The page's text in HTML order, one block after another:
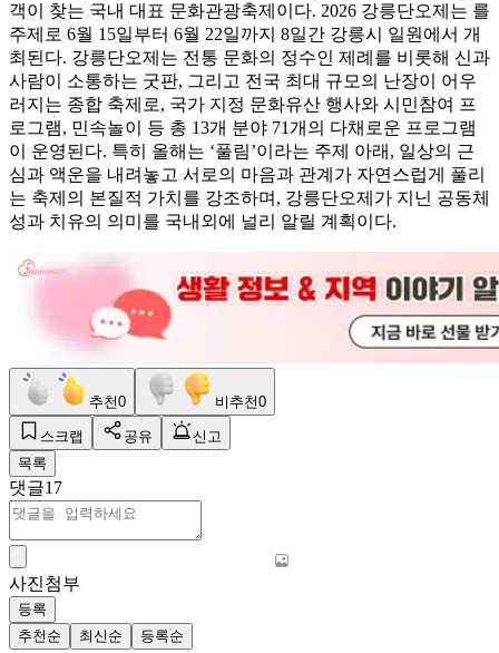
객이 찾는 국내 대표 문화관광축제이다. 2026 강릉단오제는 를
주제로 6월 15일부터 6월 22일까지 8일간 강릉시 일원에서 개
최된다. 강릉단오제는 전통 문화의 정수인 제례를 비롯해 신과
사람이 소통하는 굿판, 그리고 전국 최대 규모의 난장이 어우
러지는 종합 축제로, 국가 지정 문화유산 행사와 시민참여 프
로그램, 민속놀이 등 총 13개 분야 71개의 다채로운 프로그램
이 운영된다. 특히 올해는 ‘풀림’이라는 주제 아래, 일상의 근
심과 액운을 내려놓고 서로의 마음과 관계가 자연스럽게 풀리
는 축제의 본질적 가치를 강조하며, 강릉단오제가 지닌 공동체
성과 치유의 의미를 국내외에 널리 알릴 계획이다.
추천0 비추천0
스크랩 공유
신고
목록
댓글17
사진첨부
등록
추천순
최신순 등록순